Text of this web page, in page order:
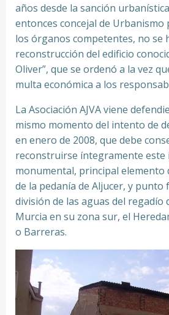
años desde la sanción
entonces concejal de Urbanismo
los órganos competentes, no se
reconstrucción del edificio
Oliver”, que se ordenó a la vez
multa económica a los
La Asociación AJVA viene
mismo momento del intento de
en enero de 2008, que debe
reconstruirse íntegramente
monumental, principal elemento
de la pedanía de Aljucer, y punto
división de las aguas del regadío
Murcia en su zona sur, el
o Barreras.